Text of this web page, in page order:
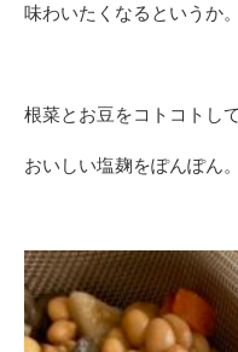
味わいたくなるというか。
根菜とお豆をコトコトして
おいしい塩麹をぽんぽん。